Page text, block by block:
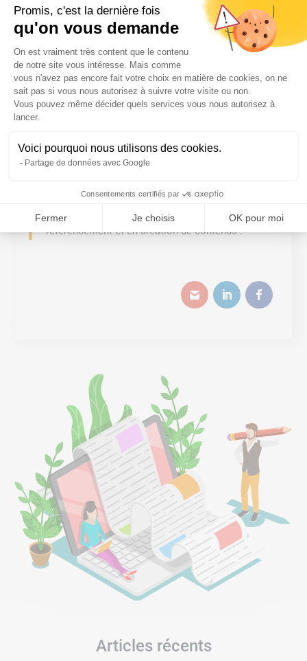
Promis, c'est la dernière fois
qu'on vous demande
Plateforme de Gestion du
On est vraiment très content que le contenu
de notre site vous intéresse. Mais comme
vous n'avez pas encore fait votre choix en matière de cookies, on ne
sait pas si vous nous autorisez à suivre votre visite ou non.
Vous pouvez même décider quels services vous nous autorisez à
lancer.
Voici pourquoi nous utilisons des cookies.
Partage de données avec Google
Consentements certifiés par
Fermer Je choisis OK pour moi
Axeptio consent
recherche, depuis Google Panda les contenus de
mauvaise qualité ou sans originalité, le plagiat ou le
copier-coller sont sanctionnés sans pitié !
Un contenu de qualité multipliera aussi vos chances
d’avoir des backlinks, des liens externes qui pointent
vers votre contenu.
satisfaction de l’utilisateur. C’est la meilleure
stratégie de référencement à long terme !
Notre conseil : engager une agence de création de
site web qui soit aussi spécialisée en
référencement et en création de contenus !
Articles récents